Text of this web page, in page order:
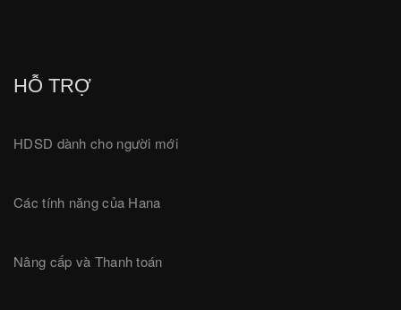
HỖ TRỢ
HDSD dành cho người mới
Các tính năng của Hana
Nâng cấp và Thanh toán